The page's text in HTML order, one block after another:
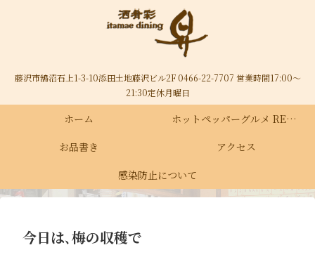
藤沢市鵠沼石上1-3-10添田土地藤沢ビル2F 0466-22-7707 営業時間17:00～
21:30定休月曜日
ホーム
ホットペッパーグルメ RECRUIT
お品書き
アクセス
感染防止について
今日は､梅の収穫で